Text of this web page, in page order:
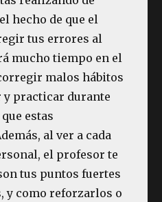
hecho de que el
tus errores al
mucho tiempo en el
malos hábitos
y practicar durante
estas
al ver a cada
el profesor te
tus puntos fuertes
y como reforzarlos o